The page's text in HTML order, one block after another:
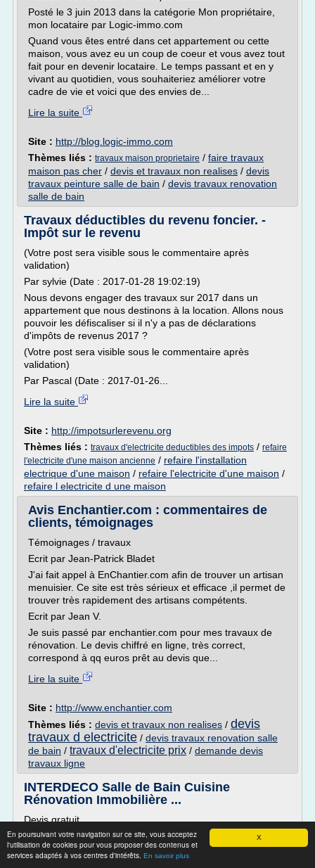
X
En poursuivant votre navigation sur ce site, vous acceptez
l'utilisation de cookies pour vous proposer des contenus et
services adaptés à vos centres d'intérêts. En savoir plus
Posté le 3 juin 2013 dans la catégorie Mon propriétaire,
mon locataire par Logic-immo.com
Quand vous êtes entré dans cet appartement ou cette
maison, vous avez eu un coup de coeur et vous avez tout
fait pour en devenir locataire. Le temps passant et en y
vivant au quotidien, vous souhaiteriez améliorer votre
cadre de vie et voici que des envies de...
Lire la suite
Site : http://blog.logic-immo.com
Thèmes liés : travaux maison proprietaire / faire travaux
maison pas cher / devis et travaux non realises / devis
travaux peinture salle de bain / devis travaux renovation
salle de bain
Travaux déductibles du revenu foncier. -
Impôt sur le revenu
(Votre post sera visible sous le commentaire après
validation)
Par sylvie (Date : 2017-01-28 19:02:19)
Nous devons engager des travaux sur 2017 dans un
appartement que nous destinons à la location. Allons nous
pouvoir les défiscaliser si il n'y a pas de déclarations
d'impôts de revenus 2017 ?
(Votre post sera visible sous le commentaire après
validation)
Par Pascal (Date : 2017-01-26...
Lire la suite
Site : http://impotsurlerevenu.org
Thèmes liés : travaux d'electricite deductibles des impots / refaire
l'electricite d'une maison ancienne / refaire l'installation
electrique d'une maison / refaire l'electricite d'une maison /
refaire l electricite d une maison
Avis Enchantier.com : commentaires de
clients, témoignages
Témoignages / travaux
Ecrit par Jean-Patrick Bladet
J'ai fait appel à EnChantier.com afin de trouver un artisan
menuisier. Ce site est très sérieux et efficace ,il permet de
trouver très rapidement des artisans compétents.
Ecrit par Jean V.
Je suis passé par enchantier.com pour mes travaux de
rénovation. Le devis chiffré en ligne, très correct,
correspond à qq euros prêt au devis que...
Lire la suite
Site : http://www.enchantier.com
Thèmes liés : devis et travaux non realises / devis
travaux d electricite / devis travaux renovation salle
de bain / travaux d'electricite prix / demande devis
travaux ligne
INTERDECO Salle de Bain Cuisine
Rénovation Immobilière ...
Devis gratuit
Interdeco à Vincennes est une entreprise de bâtiment
spécialisée dans la rénovation immobilière intégrale de vos
intérieurs et extérieurs, que votre appartement ou votre